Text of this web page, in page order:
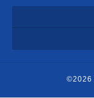
©2026